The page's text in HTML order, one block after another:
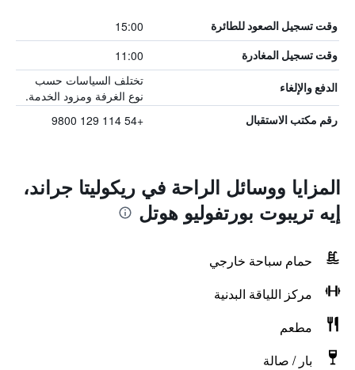
وقت تسجيل الصعود للطائرة 15:00
وقت تسجيل المغادرة 11:00
الدفع والإلغاء
تختلف السياسات حسب
نوع الغرفة ومزود الخدمة.
رقم مكتب الاستقبال +54 114 129 9800
المزايا ووسائل الراحة في ريكوليتا جراند،
إيه تريبوت بورتفوليو هوتل
حمام سباحة خارجي
مركز اللياقة البدنية
مطعم
بار / صالة